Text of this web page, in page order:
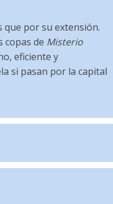
que por su extensión.
copas de Misterio
eficiente y
si pasan por la capital